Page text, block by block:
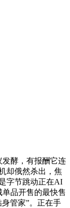
发酵，有报酬它连
却俄然杀出，焦
字节跳动正在AI
品开售的最快售
管家”。正在手